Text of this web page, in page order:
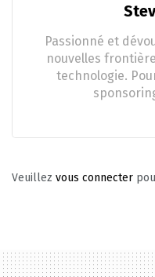
Passionné et
nouvelles
technologie.
Veuillez vous connecter